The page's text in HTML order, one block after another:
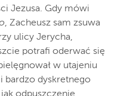
Jezusa. Gdy mówi
, Zacheusz sam zsuwa
ulicy Jerycha,
potrafi oderwać się
w utajeniu
bardzo dyskretnego